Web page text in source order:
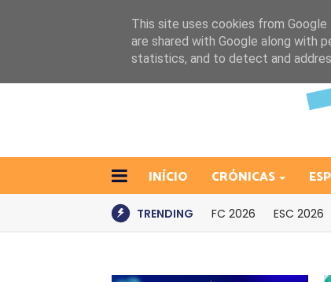
INÍCIO CRÓNICAS
TRENDING FC 2026 ESC 2026
This site uses cookies from
are shared with Google along with
statistics, and to detect and